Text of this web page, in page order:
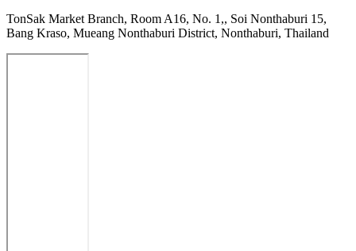
TonSak Market Branch, Room A16, No. 1,, Soi Nonthaburi 15,
Bang Kraso, Mueang Nonthaburi District, Nonthaburi, Thailand